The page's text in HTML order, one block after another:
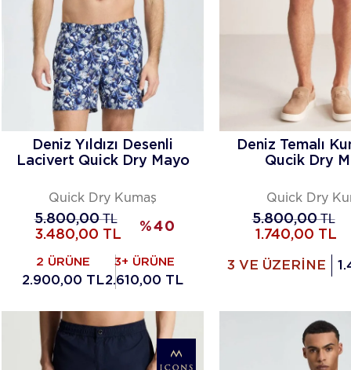
Deniz Yıldızı Desenli
Lacivert Quick Dry Mayo
Quick Dry Kumaş
5.800,00TL
3.480,00 TL
%40
2 ÜRÜNE
2.900,00 TL
3+ ÜRÜNE
2.610,00 TL
Deniz Temalı
Qucik Dry
Quick Dry
5.800,00TL
1.740,00 TL
3 VE ÜZERİNE